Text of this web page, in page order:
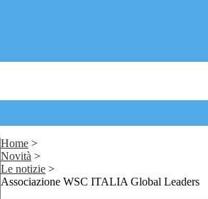
Home >
Novità >
Le notizie >
Associazione WSC ITALIA Global Leaders